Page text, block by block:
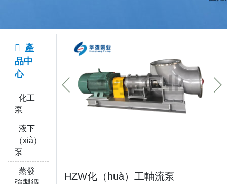
產
品中
心
化工
泵
液下
（xià）
泵
蒸發
HZW化（huà）工軸流泵